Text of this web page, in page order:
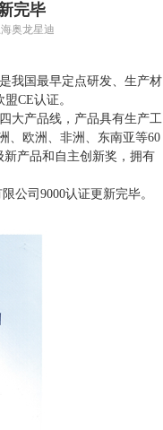
完毕
奥龙星迪
我国最早定点研发、生产材
CE认证。
大产品线，产品具有生产工
、欧洲、非洲、东南亚等60
新产品和自主创新奖，拥有
公司9000认证更新完毕。